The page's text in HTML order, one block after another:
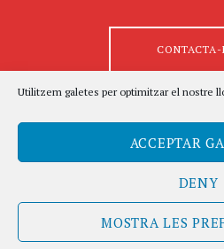
Utilitzem galetes per optimitzar el nostre
ACCEPTAR
DENY
MOSTRA LES
CONTACTA-
© J.ROURA 2015 |info@jroura.cat|